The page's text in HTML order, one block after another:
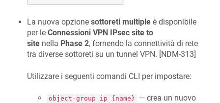
La nuova opzione sottoreti multiple è disponibile
per le Connessioni VPN IPsec site to
site nella Phase 2, fornendo la connettività di rete
tra diverse sottoreti su un tunnel VPN. [NDM-313]
Utilizzare i seguenti comandi CLI per impostare:
object-group ip {name}
— crea un nuovo